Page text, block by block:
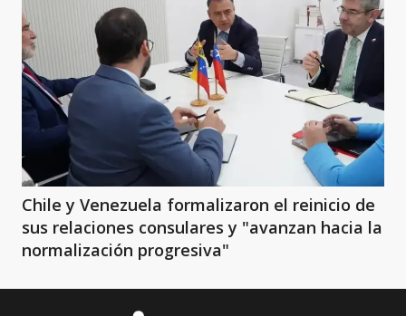
Chile y Venezuela formalizaron el reinicio de
sus relaciones consulares y "avanzan hacia la
normalización progresiva"